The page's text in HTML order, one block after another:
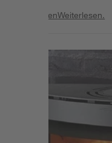
WeiterlesenWeiterlesen.